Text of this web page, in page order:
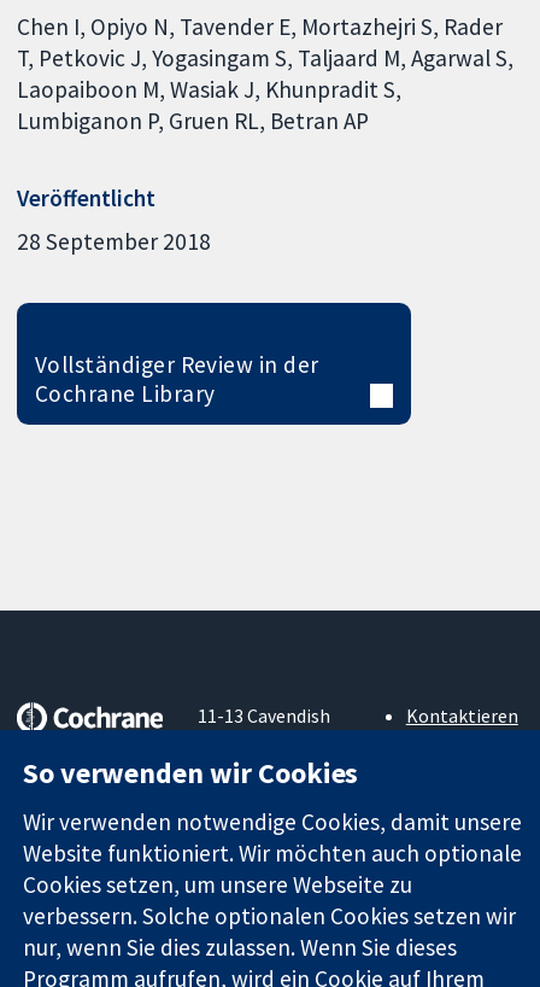
Chen I Opiyo N Tavender E Mortazhejri S Rader
T Petkovic J Yogasingam S Taljaard M Agarwal S
Laopaiboon M Wasiak J Khunpradit S
Lumbiganon P Gruen RL Betran AP
Veröffentlicht
28 September 2018
Vollständiger Review in der
Cochrane Library
Zuverlässige
Evidenz
Informierte
Entscheidungen
Bessere
Gesundheit
11-13 Cavendish
London
Vereinigtes
Königreich
Kontaktieren
Über uns
Cochrane
So verwenden wir Cookies
Wir verwenden notwendige Cookies, damit unsere
Website funktioniert. Wir möchten auch optionale
Cookies setzen, um unsere Webseite zu
verbessern. Solche optionalen Cookies setzen wir
nur, wenn Sie dies zulassen. Wenn Sie dieses
Programm aufrufen, wird ein Cookie auf Ihrem